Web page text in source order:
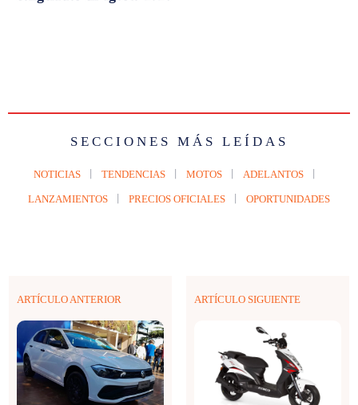
SECCIONES MÁS LEÍDAS
NOTICIAS TENDENCIAS MOTOS ADELANTOS
LANZAMIENTOS PRECIOS OFICIALES OPORTUNIDADES
ARTÍCULO ANTERIOR ARTÍCULO SIGUIENTE